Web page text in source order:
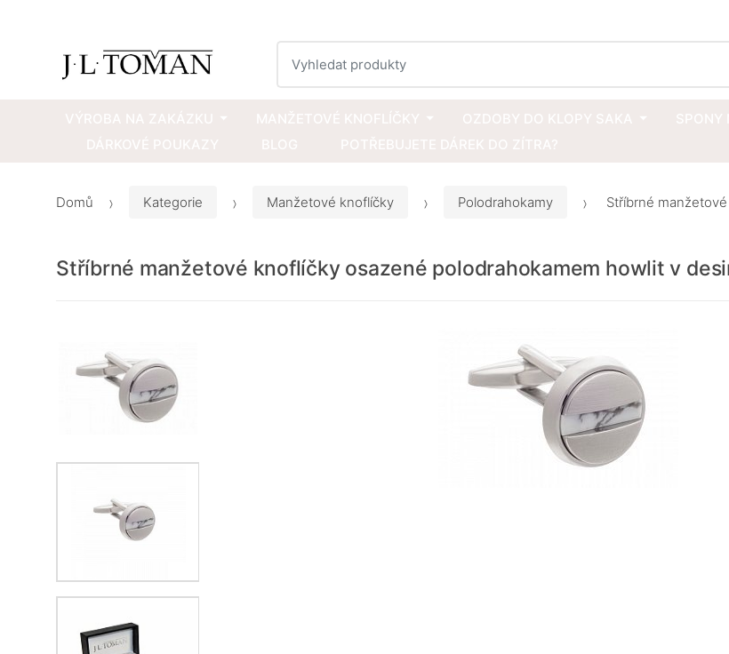
Domů Kategorie Manžetové knoflíčky Polodrahokamy Stříbrné
Stříbrné manžetové knoflíčky osazené polodrahokamem howlit v